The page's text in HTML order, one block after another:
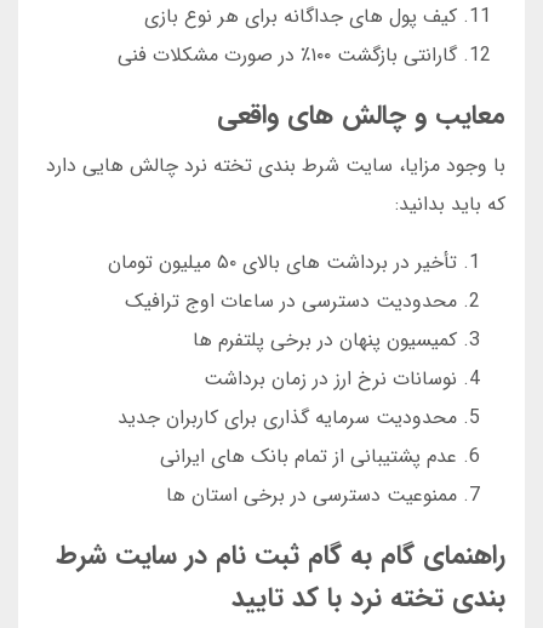
کیف پول های جداگانه برای هر نوع بازی
گارانتی بازگشت ۱۰۰٪ در صورت مشکلات فنی
معایب و چالش های واقعی
با وجود مزایا، سایت شرط بندی تخته نرد چالش هایی دارد
که باید بدانید:
تأخیر در برداشت های بالای ۵۰ میلیون تومان
محدودیت دسترسی در ساعات اوج ترافیک
کمیسیون پنهان در برخی پلتفرم ها
نوسانات نرخ ارز در زمان برداشت
محدودیت سرمایه گذاری برای کاربران جدید
عدم پشتیبانی از تمام بانک های ایرانی
ممنوعیت دسترسی در برخی استان ها
راهنمای گام به گام ثبت نام در سایت شرط
بندی تخته نرد با کد تایید